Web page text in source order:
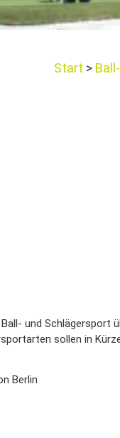
Start
und Schlägersport
sollen in
Berlin